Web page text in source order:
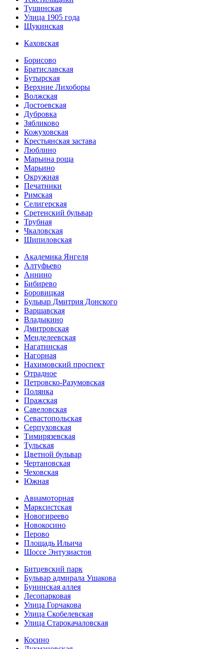
Тушинская
Улица 1905 года
Щукинская
Каховская
Борисово
Братиславская
Бутырская
Верхние Лихоборы
Волжская
Достоевская
Дубровка
Зябликово
Кожуховская
Крестьянская застава
Люблино
Марьина роща
Марьино
Окружная
Печатники
Римская
Селигерская
Сретенский бульвар
Трубная
Чкаловская
Шипиловская
Академика Янгеля
Алтуфьево
Аннино
Бибирево
Боровицкая
Бульвар Дмитрия Донского
Варшавская
Владыкино
Дмитровская
Менделеевская
Нагатинская
Нагорная
Нахимовский проспект
Отрадное
Петровско-Разумовская
Полянка
Пражская
Савеловская
Севасто­польская
Серпуховская
Тимирязевская
Тульская
Цветной бульвар
Чертановская
Чеховская
Южная
Авиамоторная
Марксистская
Новогиреево
Новокосино
Перово
Площадь Ильича
Шоссе Энтузиастов
Битцевский парк
Бульвар адмирала Ушакова
Бунинская аллея
Лесопарковая
Улица Горчакова
Улица Скобелевская
Улица Старокача­ловская
Косино